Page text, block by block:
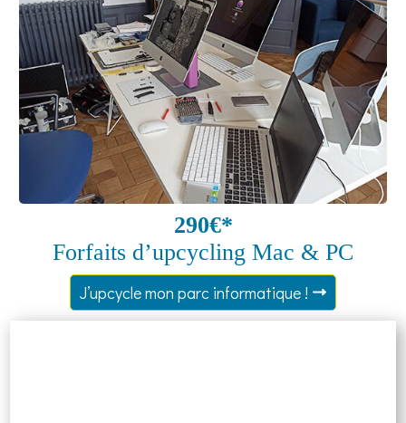
290€*
Forfaits d’upcycling Mac & PC
J’upcycle mon parc informatique !